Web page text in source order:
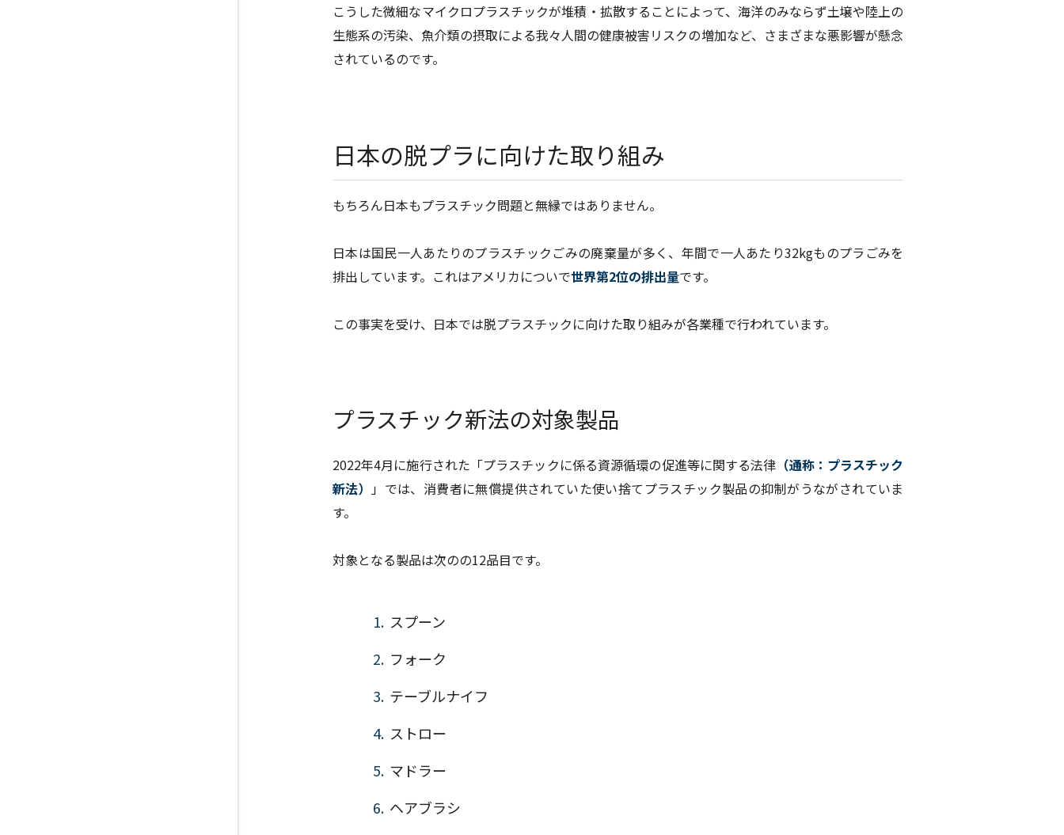
こうした微細なマイクロプラスチックが堆積・拡散することによって、海洋のみならず土壌や陸上の
生態系の汚染、魚介類の摂取による我々人間の健康被害リスクの増加など、さまざまな悪影響が懸念
されているのです。
日本の脱プラに向けた取り組み
もちろん日本もプラスチック問題と無縁ではありません。
日本は国民一人あたりのプラスチックごみの廃棄量が多く、年間で一人あたり32kgものプラごみを
排出しています。これはアメリカについで世界第2位の排出量です。
この事実を受け、日本では脱プラスチックに向けた取り組みが各業種で行われています。
プラスチック新法の対象製品
2022年4月に施行された「プラスチックに係る資源循環の促進等に関する法律 （通称：プラスチック
新法） 」では、消費者に無償提供されていた使い捨てプラスチック製品の抑制がうながされていま
す。
対象となる製品は次のの12品目です。
スプーン
フォーク
テーブルナイフ
ストロー
マドラー
ヘアブラシ